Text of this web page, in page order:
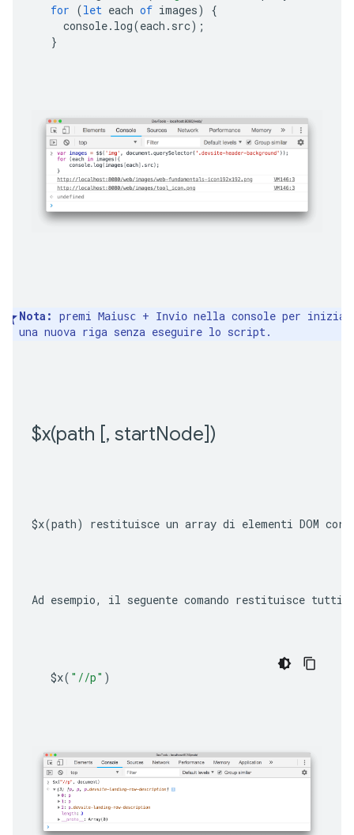
for (let each of images)
{
console. log(each . src);
}
Nota: premi Maiusc + Invio nella console per
una nuova riga senza eseguire lo script.
$x(path [, startNode])
$x(path) restituisce un array di elementi DOM
Ad esempio, il seguente comando restituisce
$x( "//p" )